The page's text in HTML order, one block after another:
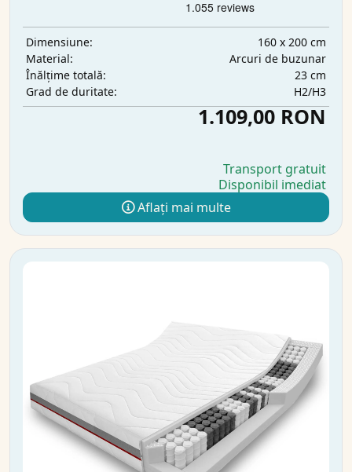
Dimensiune:
160 x 200 cm
Material:
Arcuri de buzunar
Înălțime totală:
23 cm
Grad de duritate:
H2/H3
1.109,00 RON
Transport gratuit
Disponibil imediat
Aflați mai multe